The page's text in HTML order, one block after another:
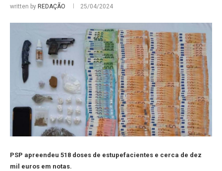
written by REDAÇÃO 25/04/2024
PSP apreendeu 518 doses de estupefacientes e cerca de dez
mil euros em notas.